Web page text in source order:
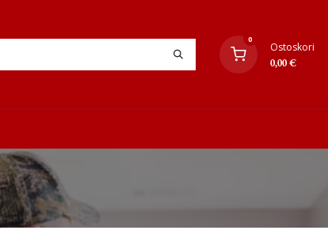
0
Ostoskori
0,00€